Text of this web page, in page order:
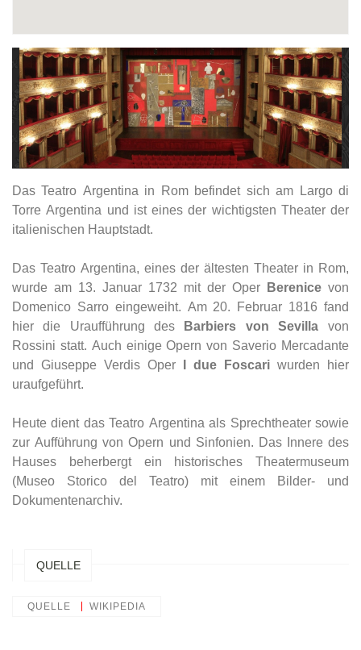
Das Teatro Argentina in Rom befindet sich am Largo di
Torre Argentina und ist eines der wichtigsten Theater der
italienischen Hauptstadt.
Das Teatro Argentina, eines der ältesten Theater in Rom,
wurde am 13. Januar 1732 mit der Oper
Berenice von
Domenico Sarro eingeweiht. Am 20. Februar 1816 fand
hier die Uraufführung des Barbiers von Sevilla von
Rossini statt. Auch einige Opern von Saverio Mercadante
und Giuseppe Verdis Oper
I due Foscari wurden hier
uraufgeführt.
Heute dient das Teatro Argentina als Sprechtheater sowie
zur Aufführung von Opern und Sinfonien. Das Innere des
Hauses beherbergt ein historisches Theatermuseum
(Museo Storico del Teatro) mit einem Bilder- und
Dokumentenarchiv.
QUELLE
QUELLE WIKIPEDIA